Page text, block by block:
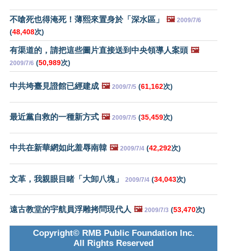
不嗆死也得淹死！薄熙來置身於「深水區」 🖼️ 2009/7/6
(48,408次)
有渠道的，請把這些圖片直接送到中央領導人案頭 🖼️
2009/7/6 (50,989次)
中共垮臺見證館已經建成 🖼️ 2009/7/5 (61,162次)
最近黨自救的一種新方式 🖼️ 2009/7/5 (35,459次)
中共在新華網如此羞辱南韓 🖼️ 2009/7/4 (42,292次)
文革，我親眼目睹「大卸八塊」 2009/7/4 (34,043次)
遠古教堂的宇航員浮雕拷問現代人 🖼️ 2009/7/3 (53,470次)
Copyright© RMB Public Foundation Inc.
All Rights Reserved